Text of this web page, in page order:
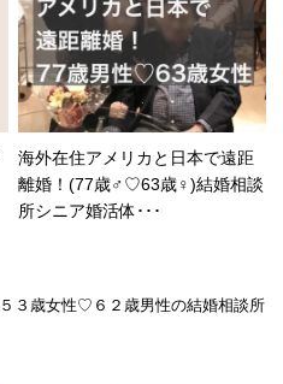
海外在住アメリカと日本で遠距
離婚！(77歳♂♡63歳♀)結婚相談
所シニア婚活体･･･
５３歳女性♡６２歳男性の結婚相談所